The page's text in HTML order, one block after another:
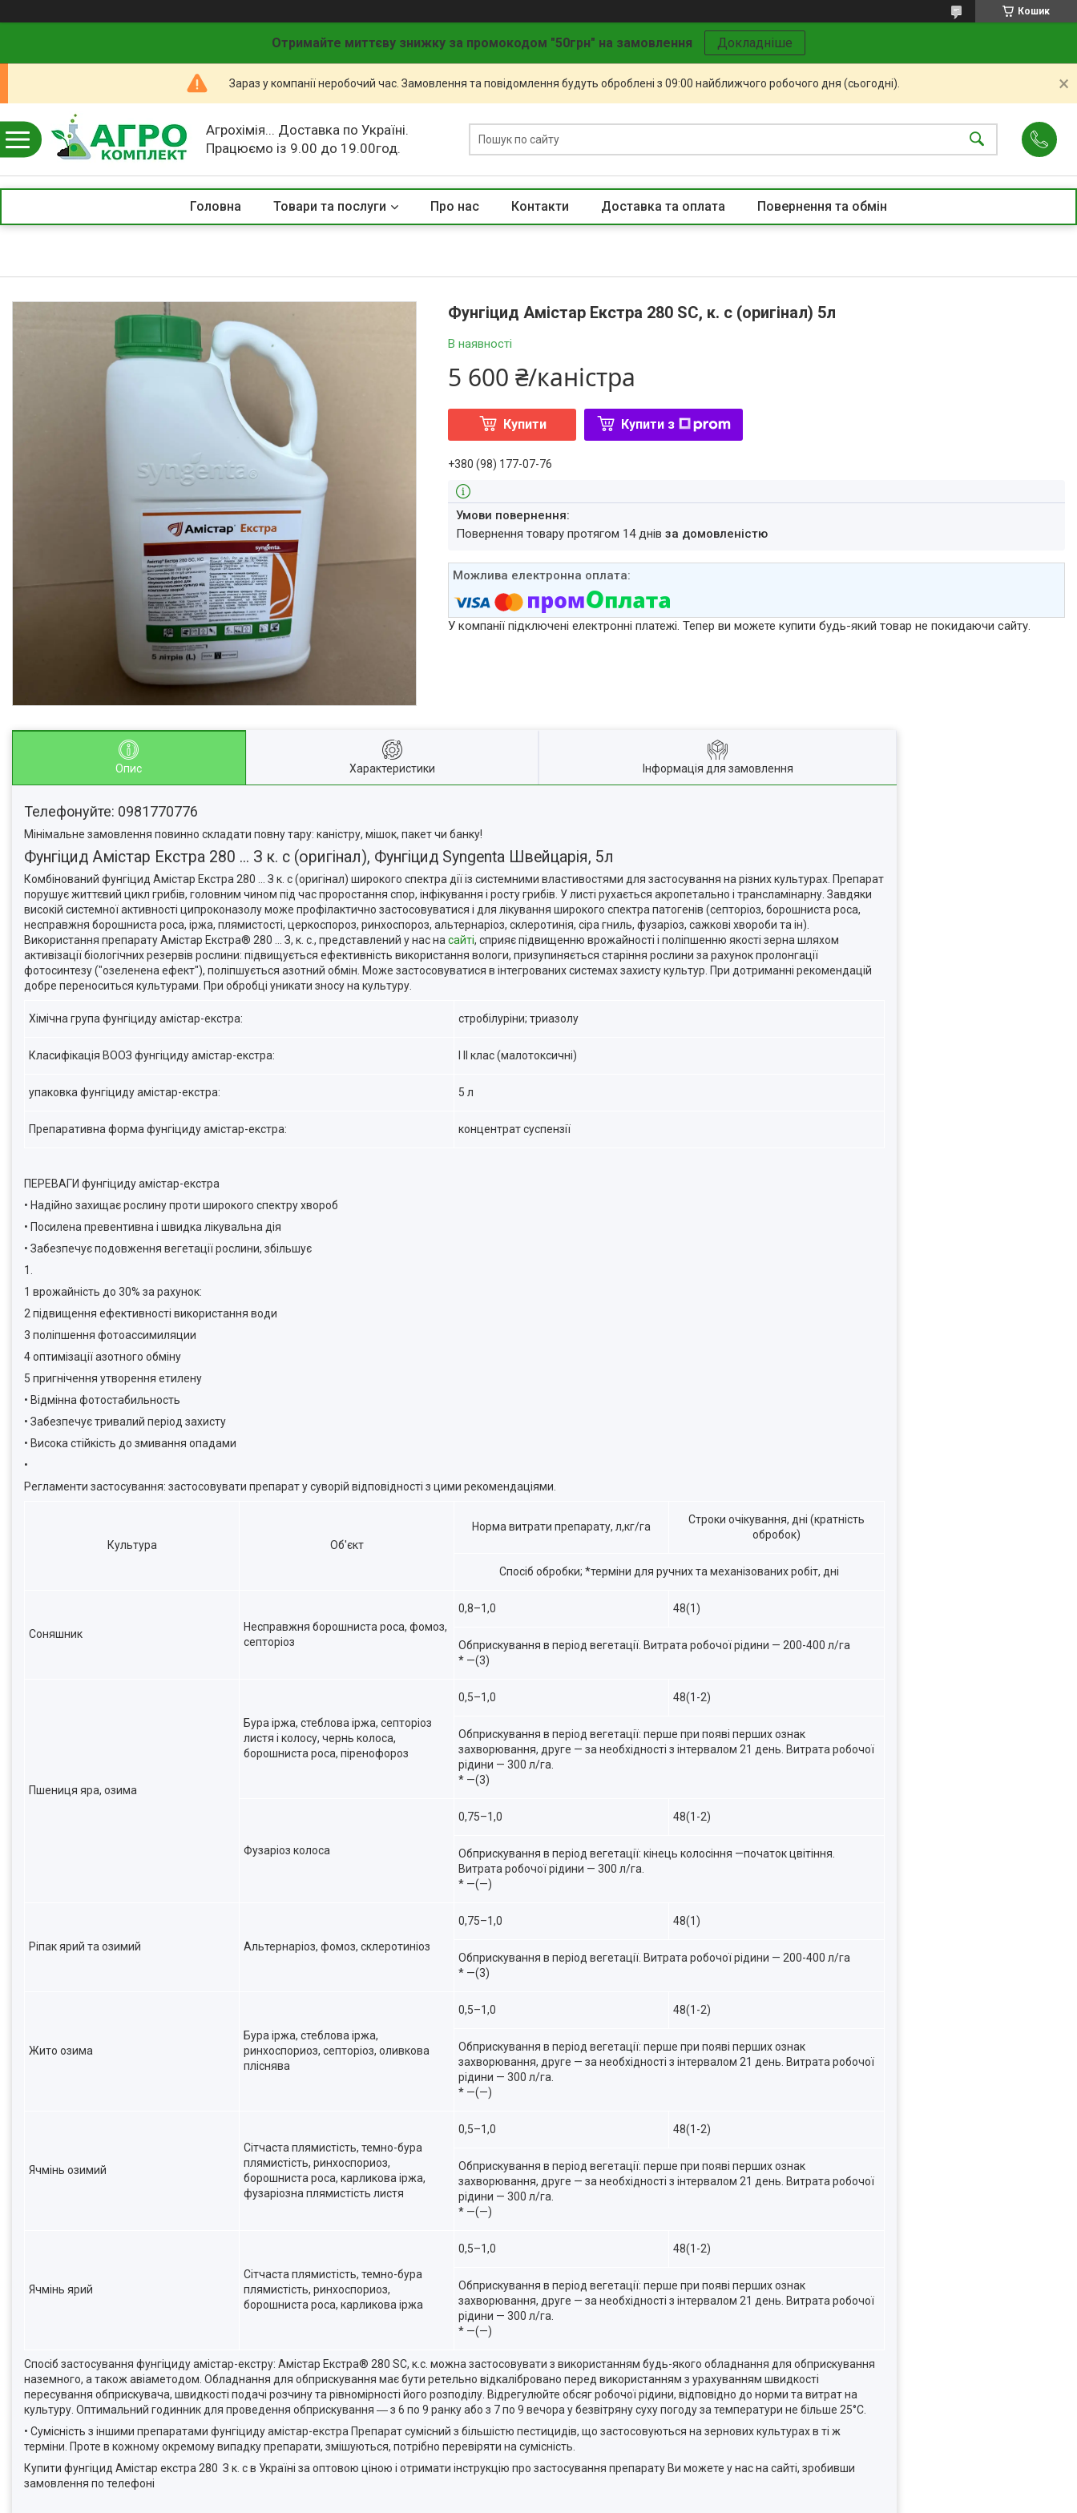
Кошик
Отримайте миттєву знижку за промокодом "50грн" на замовлення Докладніше
Зараз у компанії неробочий час. Замовлення та повідомлення будуть оброблені з 09:00 найближчого робочого дня (сьогодні).
Агрохімія... Доставка по Україні.
Працюємо із 9.00 до 19.00год.
Головна Товари та послуги Про нас Контакти Доставка та оплата Повернення та обмін
Фунгіцид Амістар Екстра 280 SC, к. с (оригінал) 5л
В наявності
5 600 ₴/каністра
Купити Купити з
+380 (98) 177-07-76
повернення товару протягом 14 днівза домовленістю
У компанії підключені електронні платежі. Тепер ви можете купити будь-який товар не покидаючи сайту.
Опис Характеристики Інформація для замовлення
Телефонуйте: 0981770776
Мінімальне замовлення повинно складати повну тару: каністру, мішок, пакет чи банку!
Фунгіцид Амістар Екстра 280 ... З к. с (оригінал), Фунгіцид Sуngеntа Швейцарія, 5л
Комбінований фунгіцид Амістар Екстра 280 ... З к. с (оригінал) широкого спектра дії із системними властивостями для застосування на різних культурах. Препарат
порушує життєвий цикл грибів, головним чином під час проростання спор, інфікування і росту грибів. У листі рухається акропетально і трансламінарну. Завдяки
високій системної активності ципроконазолу може профілактично застосовуватися і для лікування широкого спектра патогенів (септоріоз, борошниста роса,
несправжня борошниста роса, іржа, плямистості, церкоспороз, ринхоспороз, альтернаріоз, склеротинія, сіра гниль, фузаріоз, сажкові хвороби та ін).
Використання препарату Амістар Екстра® 280 ... З, к. с., представлений у нас на сайті, сприяє підвищенню врожайності і поліпшенню якості зерна шляхом
активізації біологічних резервів рослини: підвищується ефективність використання вологи, призупиняється старіння рослини за рахунок пролонгації
фотосинтезу ("озеленена ефект"), поліпшується азотний обмін. Може застосовуватися в інтегрованих системах захисту культур. При дотриманні рекомендацій
добре переноситься культурами. При обробці уникати зносу на культуру.
Хімічна група фунгіциду амістар-екстра: стробілуріни; триазолу
Класифікація ВООЗ фунгіциду амістар-екстра: І II клас (малотоксичні)
упаковка фунгіциду амістар-екстра: 5 л
Препаративна форма фунгіциду амістар-екстра: концентрат суспензії
ПЕРЕВАГИ фунгіциду амістар-екстра
• Надійно захищає рослину проти широкого спектру хвороб
• Посилена превентивна і швидка лікувальна дія
• Забезпечує подовження вегетації рослини, збільшує
1.
1 врожайність до 30% за рахунок:
2 підвищення ефективності використання води
3 поліпшення фотоассимиляции
4 оптимізації азотного обміну
5 пригнічення утворення етилену
• Відмінна фотостабильность
• Забезпечує тривалий період захисту
• Висока стійкість до змивання опадами
•
Регламенти застосування: застосовувати препарат у суворій відповідності з цими рекомендаціями.
Культура Об'єкт
Норма витрати препарату, л,кг/га
Строки очікування, дні (кратність
обробок)
Спосіб обробки; *терміни для ручних та механізованих робіт, дні
Соняшник
Несправжня борошниста роса, фомоз,
септоріоз
0,8–1,0 48(1)
Обприскування в період вегетації. Витрата робочої рідини — 200-400 л/га
* —(3)
Пшениця яра, озима
Бура іржа, стеблова іржа, септоріоз
листя і колосу, чернь колоса,
борошниста роса, піренофороз
0,5–1,0 48(1-2)
Обприскування в період вегетації: перше при появі перших ознак
захворювання, друге — за необхідності з інтервалом 21 день. Витрата робочої
рідини — 300 л/га.
* —(3)
Фузаріоз колоса
0,75–1,0 48(1-2)
Обприскування в період вегетації: кінець колосіння —початок цвітіння.
Витрата робочої рідини — 300 л/га.
* —(—)
Ріпак ярий та озимий Альтернаріоз, фомоз, склеротиніоз
0,75–1,0 48(1)
Обприскування в період вегетації. Витрата робочої рідини — 200-400 л/га
* —(3)
Жито озима
Бура іржа, стеблова іржа,
ринхоспориоз, септоріоз, оливкова
пліснява
0,5–1,0 48(1-2)
Обприскування в період вегетації: перше при появі перших ознак
захворювання, друге — за необхідності з інтервалом 21 день. Витрата робочої
рідини — 300 л/га.
* —(—)
Ячмінь озимий
Сітчаста плямистість, темно-бура
плямистість, ринхоспориоз,
борошниста роса, карликова іржа,
фузаріозна плямистість листя
0,5–1,0 48(1-2)
Обприскування в період вегетації: перше при появі перших ознак
захворювання, друге — за необхідності з інтервалом 21 день. Витрата робочої
рідини — 300 л/га.
* —(—)
Ячмінь ярий
Сітчаста плямистість, темно-бура
плямистість, ринхоспориоз,
борошниста роса, карликова іржа
0,5–1,0 48(1-2)
Обприскування в період вегетації: перше при появі перших ознак
захворювання, друге — за необхідності з інтервалом 21 день. Витрата робочої
рідини — 300 л/га.
* —(—)
Спосіб застосування фунгіциду амістар-екстру: Амістар Екстра® 280 SС, к.с. можна застосовувати з використанням будь-якого обладнання для обприскування
наземного, а також авіаметодом. Обладнання для обприскування має бути ретельно відкалібровано перед використанням з урахуванням швидкості
пересування обприскувача, швидкості подачі розчину та рівномірності його розподілу. Відрегулюйте обсяг робочої рідини, відповідно до норми та витрат на
культуру. Оптимальний годинник для проведення обприскування ― з 6 по 9 ранку або з 7 по 9 вечора у безвітряну суху погоду за температури не більше 25°С.
• Сумісність з іншими препаратами фунгіциду амістар-екстра Препарат сумісний з більшістю пестицидів, що застосовуються на зернових культурах в ті ж
терміни. Проте в кожному окремому випадку препарати, змішуються, потрібно перевіряти на сумісність.
Купити фунгіцид Амістар екстра 280 З к. с в Україні за оптовою ціною і отримати інструкцію про застосування препарату Ви можете у нас на сайті, зробивши
замовлення по телефоні